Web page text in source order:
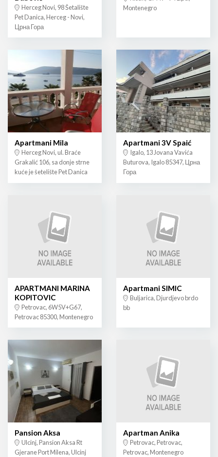
Herceg Novi, 98 Šetalište
Pet Danica, Herceg - Novi,
Црна Гора
Montenegro
Apartmani Mila
Herceg Novi, ul. Braće
Grakalić 106, sa donje strne
kuće je šetelište Pet Danica
Apartmani 3V Spaić
Igalo, 13 Jovana Vavića
Buturova, Igalo 85347, Црна
Гора
APARTMANI MARINA
KOPITOVIC
Petrovac, 6W5V+G67,
Petrovac 85300, Montenegro
Apartmani SIMIC
Buljarica, Djurdjevo brdo
bb
Pansion Aksa
Ulcinj, Pansion Aksa Rt
Gjerane Port Milena, Ulcinj
Apartman Anika
Petrovac, Petrovac,
Petrovac, Montenegro